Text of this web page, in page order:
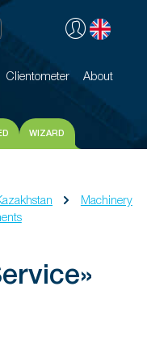
Clientometer About
Clientometer About
WIZARD
Machinery